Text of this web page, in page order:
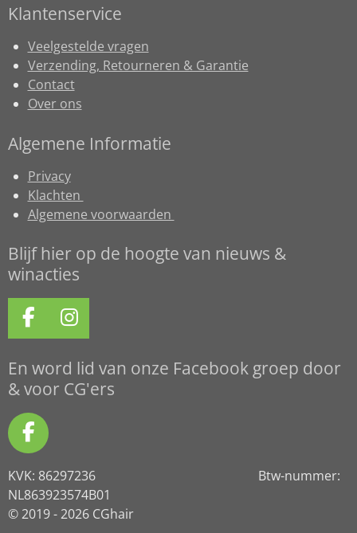
Klantenservice
Veelgestelde vragen
Verzending, Retourneren & Garantie
Contact
Over ons
Algemene Informatie
Privacy
Klachten
Algemene voorwaarden
Blijf hier op de hoogte van nieuws &
winacties
F
a
c
e
b
o
o
k
I
n
s
t
a
m
En word lid van onze Facebook groep door
& voor CG'ers
F
a
c
e
b
KVK: 86297236 Btw-nummer:
NL863923574B01
© 2019 - 2026 CGhair